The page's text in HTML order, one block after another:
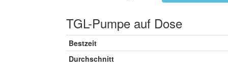
TGL-Pumpe auf Dose
Bestzeit
Durchschnitt